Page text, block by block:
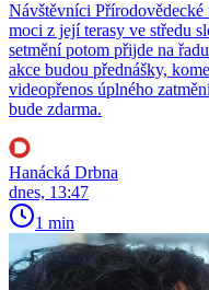
Návštěvníci
moci z její terasy ve středu
setmění potom přijde na
akce budou přednášky,
videopřenos úplného
bude zdarma.
Hanácká Drbna
dnes, 13:47
1 min